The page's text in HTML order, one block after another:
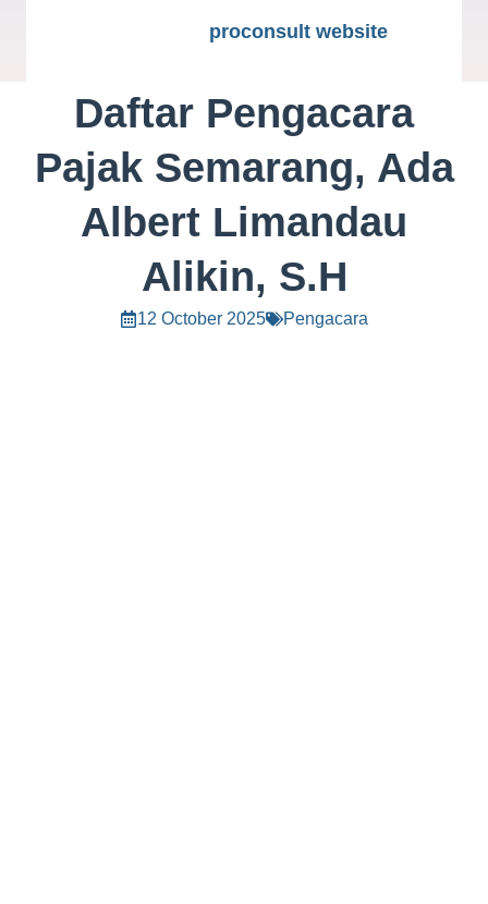
proconsult website
Daftar Pengacara
Pajak Semarang, Ada
Albert Limandau
Alikin, S.H
12 October 2025 Pengacara